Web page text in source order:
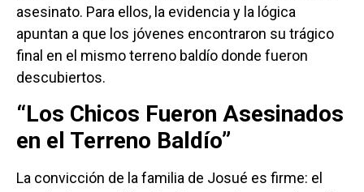
asesinato. Para ellos, la evidencia y la lógica
apuntan a que los jóvenes encontraron su trágico
final en el mismo terreno baldío donde fueron
descubiertos.
“Los Chicos Fueron Asesinados
en el Terreno Baldío”
La convicción de la familia de Josué es firme: el